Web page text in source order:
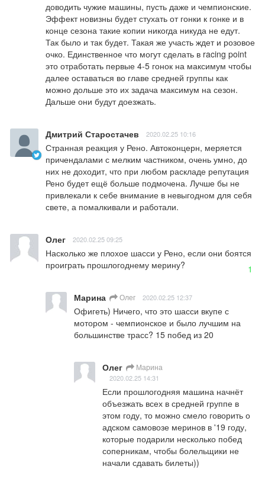
доводить чужие машины, пусть даже и чемпионские.
Эффект новизны будет стухать от гонки к гонке и в
конце сезона такие копии никогда никуда не едут.
Так было и так будет. Такая же участь ждет и розовое
очко. Единственное что могут сделать в racing point
это отработать первые 4-5 гонок на максимум чтобы
далее оставаться во главе средней группы как
можно дольше это их задача максимум на сезон.
Дальше они будут доезжать.
Дмитрий Старостачев 2020.02.25 10:16
Странная реакция у Рено. Автоконцерн, меряется
причендалами с мелким частником, очень умно, до
них не доходит, что при любом раскладе репутация
Рено будет ещё больше подмочена. Лучше бы не
привлекали к себе внимание в невыгодном для себя
свете, а помалкивали и работали.
Олег 2020.02.25 09:25
Насколько же плохое шасси у Рено, если они боятся
проиграть прошлогоднему мерину?
1
Марина Олег 2020.02.25 12:37
Офигеть) Ничего, что это шасси вкупе с
мотором - чемпионское и было лучшим на
большинстве трасс? 15 побед из 20
Олег Марина
2020.02.25 14:31
Если прошлогодняя машина начнёт
объезжать всех в средней группе в
этом году, то можно смело говорить о
адском самовозе меринов в '19 году,
которые подарили несколько побед
соперникам, чтобы болельщики не
начали сдавать билеты))